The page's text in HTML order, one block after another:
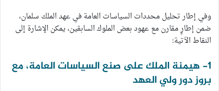
وفي إطار تحليل محددات السياسات العامة في عهد الملك سلمان،
ضمن إطارٍ مقارن مع عهود بعض الملوك السابقين، يمكن الإشارة إلى
النقاط الآتية:
1- هيمنة الملك على صنع السياسات العامة، مع
بروز دور ولي العهد